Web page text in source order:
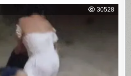
MOSTRA
HOMEM
30528